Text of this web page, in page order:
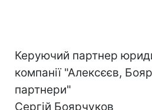
Керуючий партнер
компанії "Алексєєв,
партнери"
Сергій Боярчуков